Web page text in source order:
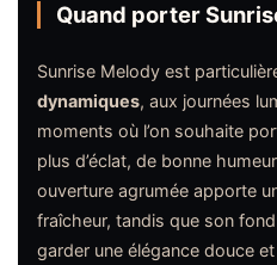
Quand porter
Sunrise Melody est
dynamiques, aux journées
moments où l’on souhaite
plus d’éclat, de bonne
ouverture agrumée apporte
fraîcheur, tandis que son
garder une élégance douce